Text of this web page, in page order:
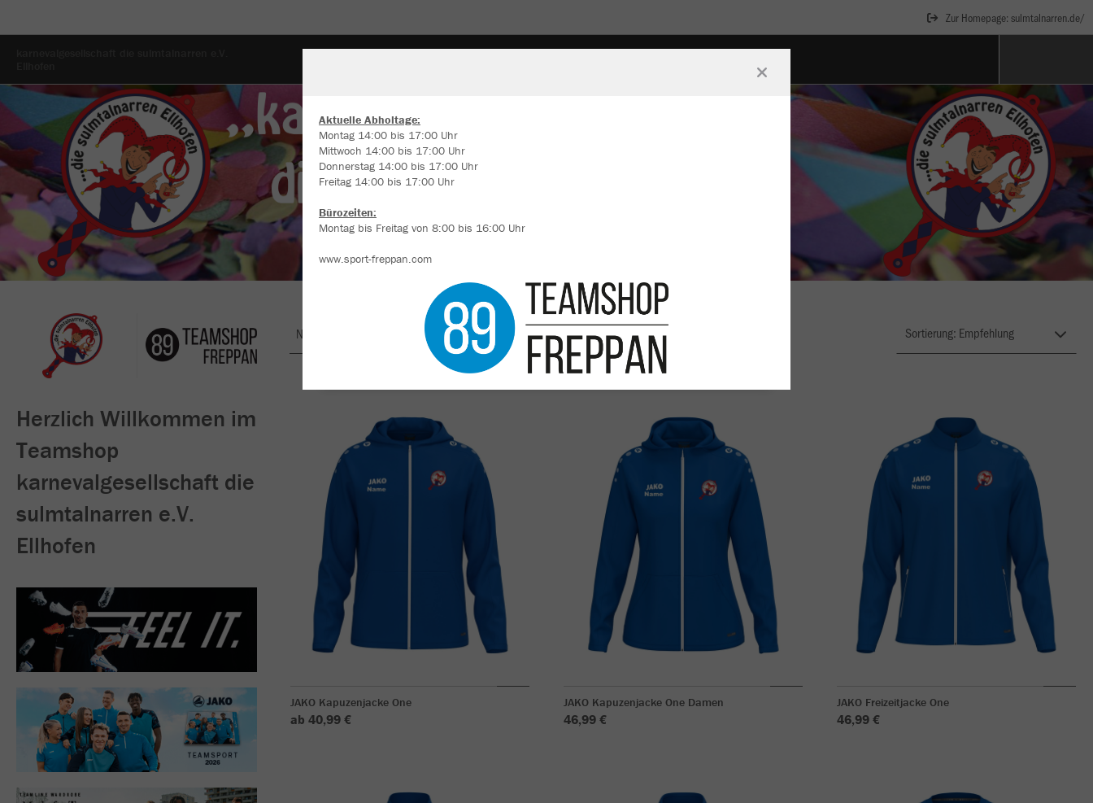
Zur Homepage: sulmtalnarren.de/
Herzlich Willkommen im
Teamshop
karnevalgesellschaft die
sulmtalnarren e.V.
Ellhofen
Nachhaltig Farbe
JAKO Kapuzenjacke One
ab 40,99 €
JAKO Kapuzenjacke One Damen
46,99 €
JAKO Freizeitjacke One
46,99 €
Aktuelle Abholtage:
Montag 14:00 bis 17:00 Uhr
Mittwoch 14:00 bis 17:00 Uhr
Donnerstag 14:00 bis 17:00 Uhr
Freitag 14:00 bis 17:00 Uhr
Bürozeiten:
Montag bis Freitag von 8:00 bis 16:00 Uhr
www.sport-freppan.com
Wir verwenden Cookies
Durch die Analyse der Besucherdaten können wir dir personalisierte Inhalte
anzeigen und unsere Website verbessern. Weitere Informationen zu den
Alle akzeptieren
mehr Infos
Datenschutz Impressum